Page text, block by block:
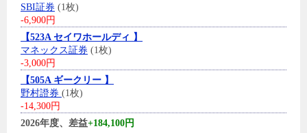
SBI証券 (1枚)
-6,900円
【523A セイワホールディ 】
マネックス証券 (1枚)
-3,000円
【505A ギークリー 】
野村證券 (1枚)
-14,300円
2026年度、差益+184,100円